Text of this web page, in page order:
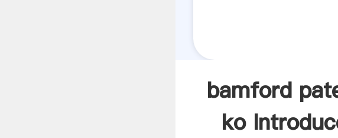
bamford
ko